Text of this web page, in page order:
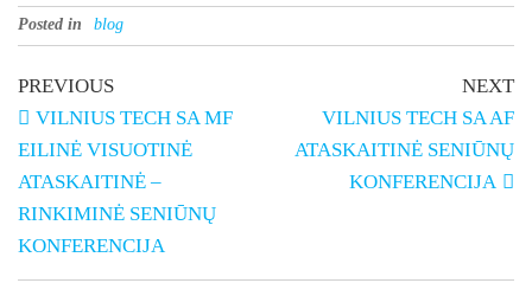
Posted in blog
PREVIOUS
VILNIUS TECH SA MF
EILINĖ VISUOTINĖ
ATASKAITINĖ –
RINKIMINĖ SENIŪNŲ
KONFERENCIJA
NEXT
VILNIUS TECH SA AF
ATASKAITINĖ SENIŪNŲ
KONFERENCIJA